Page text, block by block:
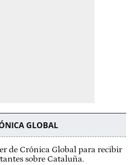
GLOBAL
de Crónica Global para recibir
sobre Cataluña.